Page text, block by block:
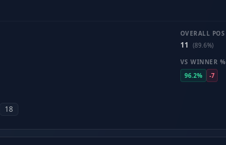
OVERALL POS
11
(89.6%)
VS WINNER %
96.2%
-7
18